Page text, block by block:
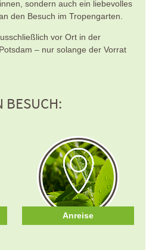
sondern auch ein liebevolles
den Besuch im Tropengarten.
vor Ort in der
– nur solange der Vorrat
BESUCH:
Anreise